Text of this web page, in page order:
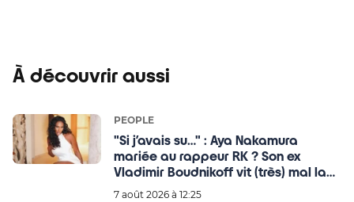
À découvrir aussi
PEOPLE
"Si j’avais su…" : Aya Nakamura
mariée au rappeur RK ? Son ex
Vladimir Boudnikoff vit (très) mal la
situation !
7 août 2026 à 12:25